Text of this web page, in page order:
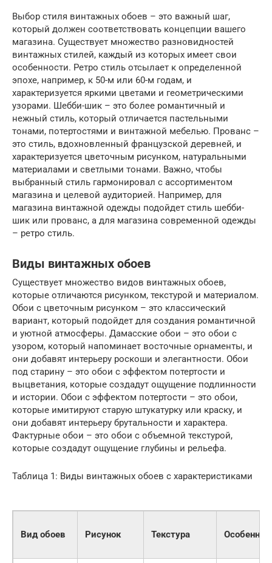
Выбор стиля винтажных обоев – это важный шаг,
который должен соответствовать концепции вашего
магазина. Существует множество разновидностей
винтажных стилей, каждый из которых имеет свои
особенности. Ретро стиль отсылает к определенной
эпохе, например, к 50-м или 60-м годам, и
характеризуется яркими цветами и геометрическими
узорами. Шебби-шик – это более романтичный и
нежный стиль, который отличается пастельными
тонами, потертостями и винтажной мебелью. Прованс –
это стиль, вдохновленный французской деревней, и
характеризуется цветочным рисунком, натуральными
материалами и светлыми тонами. Важно, чтобы
выбранный стиль гармонировал с ассортиментом
магазина и целевой аудиторией. Например, для
магазина винтажной одежды подойдет стиль шебби-
шик или прованс, а для магазина современной одежды
– ретро стиль.
Виды винтажных обоев
Существует множество видов винтажных обоев,
которые отличаются рисунком, текстурой и материалом.
Обои с цветочным рисунком – это классический
вариант, который подойдет для создания романтичной
и уютной атмосферы. Дамасские обои – это обои с
узором, который напоминает восточные орнаменты, и
они добавят интерьеру роскоши и элегантности. Обои
под старину – это обои с эффектом потертости и
выцветания, которые создадут ощущение подлинности
и истории. Обои с эффектом потертости – это обои,
которые имитируют старую штукатурку или краску, и
они добавят интерьеру брутальности и характера.
Фактурные обои – это обои с объемной текстурой,
которые создадут ощущение глубины и рельефа.
Таблица 1: Виды винтажных обоев с характеристиками
Вид обоев Рисунок Текстура